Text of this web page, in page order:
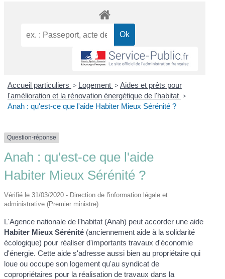
Accueil particuliers > Logement > Aides et prêts pour
l'amélioration et la rénovation énergétique de l'habitat >
Anah : qu'est-ce que l'aide Habiter Mieux Sérénité ?
Question-réponse
Anah : qu'est-ce que l'aide
Habiter Mieux Sérénité ?
Vérifié le 31/03/2020 - Direction de l'information légale et
administrative (Premier ministre)
L'Agence nationale de l'habitat (Anah) peut accorder une aide
Habiter Mieux Sérénité (anciennement aide à la solidarité
écologique) pour réaliser d'importants travaux d'économie
d'énergie. Cette aide s'adresse aussi bien au propriétaire qui
loue ou occupe son logement qu'au syndicat de
copropriétaires pour la réalisation de travaux dans la